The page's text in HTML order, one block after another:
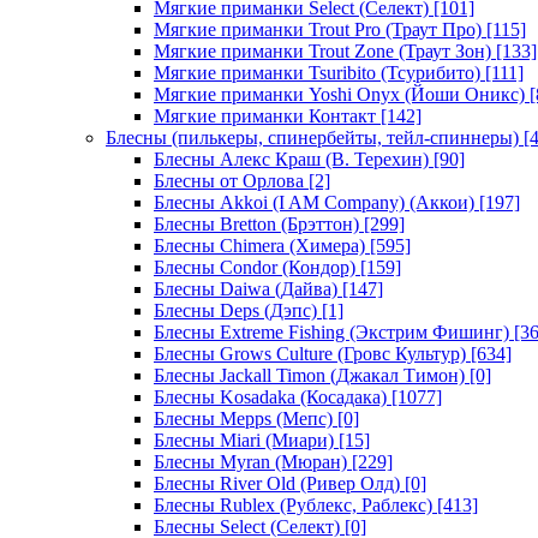
Мягкие приманки Select (Селект) [101]
Мягкие приманки Trout Pro (Траут Про) [115]
Мягкие приманки Trout Zone (Траут Зон) [133]
Мягкие приманки Tsuribito (Тсурибито) [111]
Мягкие приманки Yoshi Onyx (Йоши Оникс)
Мягкие приманки Контакт [142]
Блесны (пилькеры, спинербейты, тейл-спиннеры)
Блесны Алекс Краш (В. Терехин) [90]
Блесны от Орлова [2]
Блесны Akkoi (I AM Company) (Аккои) [197]
Блесны Bretton (Брэттон) [299]
Блесны Chimera (Химера) [595]
Блесны Condor (Кондор) [159]
Блесны Daiwa (Дайва) [147]
Блесны Deps (Дэпс) [1]
Блесны Extreme Fishing (Экстрим Фишинг)
Блесны Grows Culture (Гровс Культур) [634]
Блесны Jackall Timon (Джакал Тимон) [0]
Блесны Kosadaka (Косадака) [1077]
Блесны Mepps (Мепс) [0]
Блесны Miari (Миари) [15]
Блесны Myran (Мюран) [229]
Блесны River Old (Ривер Олд) [0]
Блесны Rublex (Рублекс, Раблекс) [413]
Блесны Select (Селект) [0]